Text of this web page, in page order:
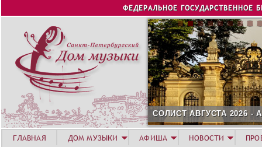
Jump to navigation
ФЕДЕРАЛЬНОЕ ГОСУДАРСТВЕННОЕ
СОЛИСТ АВГУСТА 2026 -
ГЛАВНАЯ ДОМ МУЗЫКИ АФИША НОВОСТИ